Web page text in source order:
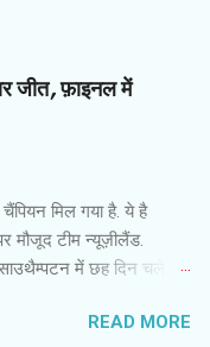
जीत, फ़ाइनल में
मिल गया है. ये है
मौजूद टीम न्यूज़ीलैंड.
में छह दिन चले
बारिश से प्रभावित मैच के
READ MORE